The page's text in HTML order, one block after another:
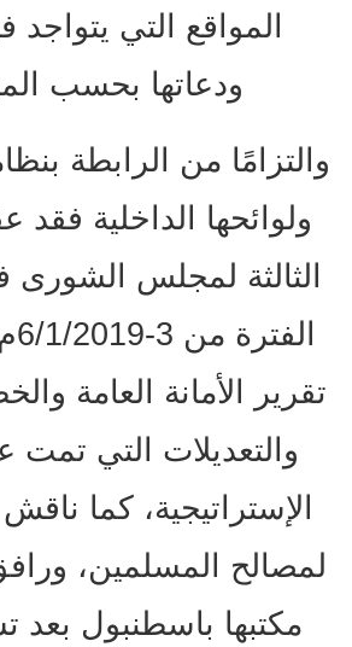
المواقع التي يتواجد
ودعاتها بحسب
والتزامًا من الرابطة
ولوائحها الداخلية فقد
الثالثة لمجلس
تقرير الأمانة العامة
والتعديلات التي تمت
الإستراتيجية، كما
لمصالح المسلمين،
مكتبها باسطنبول بعد